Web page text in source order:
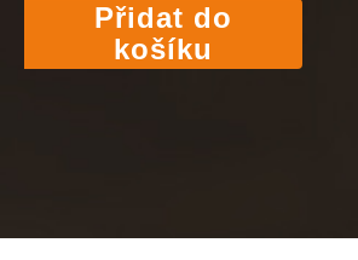
Přidat do
košíku